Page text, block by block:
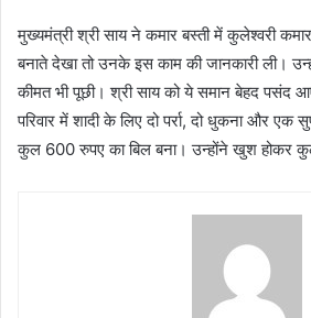
मुख्यमंत्री श्री साय ने कमार बस्ती में कुलेश्वरी
बनाते देखा तो उनके इस काम की जानकारी ली।
कीमत भी पूछी। श्री साय को ये समान बेहद पसंद
परिवार में शादी के लिए दो पर्रा, दो धुकना और एक
कुल 600 रुपए का बिल बना। उन्होंने खुश होकर